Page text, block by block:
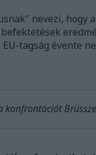
nevezi, hogy
tagság évente